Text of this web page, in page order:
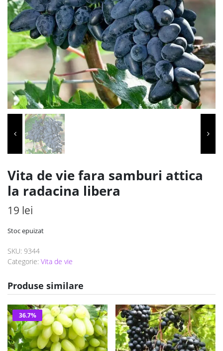
Vita de vie fara samburi attica
la radacina libera
19 lei
Stoc epuizat
SKU: 9344
Categorie: Vita de vie
Produse similare
36.7%